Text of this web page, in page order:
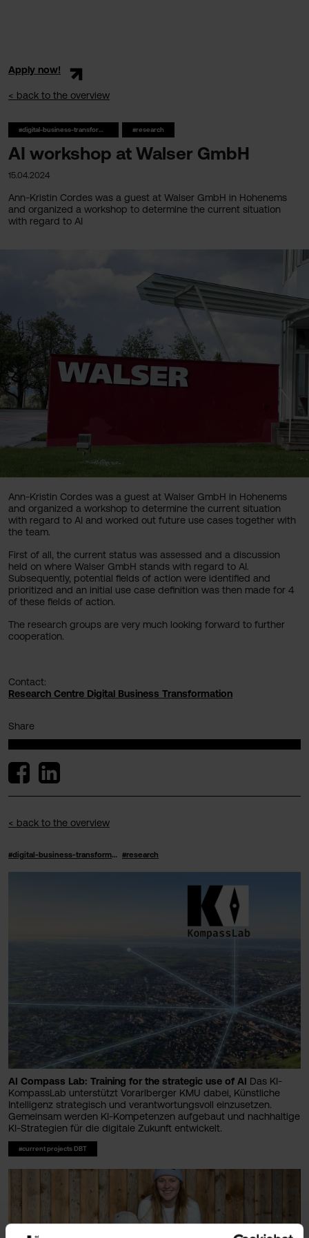
Apply now!
< back to the overview
#digital-business-transformation #research
AI workshop at Walser GmbH
15.04.2024
Ann-Kristin Cordes was a guest at Walser GmbH in Hohenems
and organized a workshop to determine the current situation
with regard to AI
Ann-Kristin Cordes was a guest at Walser GmbH in Hohenems
and organized a workshop to determine the current situation
with regard to AI and worked out future use cases together with
the team.
First of all, the current status was assessed and a discussion
held on where Walser GmbH stands with regard to AI.
Subsequently, potential fields of action were identified and
prioritized and an initial use case definition was then made for 4
of these fields of action.
The research groups are very much looking forward to further
cooperation.
Contact:
Research Centre Digital Business Transformation
Share
< back to the overview
#digital-business-transformation #research
AI Compass Lab: Training for the strategic use of AI Das KI-
KompassLab unterstützt Vorarlberger KMU dabei, Künstliche
Intelligenz strategisch und verantwortungsvoll einzusetzen.
Gemeinsam werden KI-Kompetenzen aufgebaut und nachhaltige
KI-Strategien für die digitale Zukunft entwickelt.
#current projects DBT